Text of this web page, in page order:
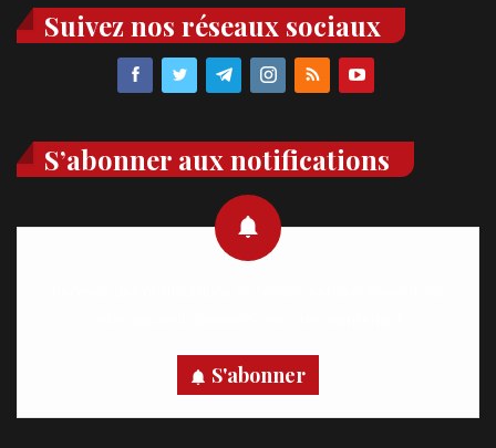
Suivez nos réseaux sociaux
S’abonner aux notifications
S'abonner